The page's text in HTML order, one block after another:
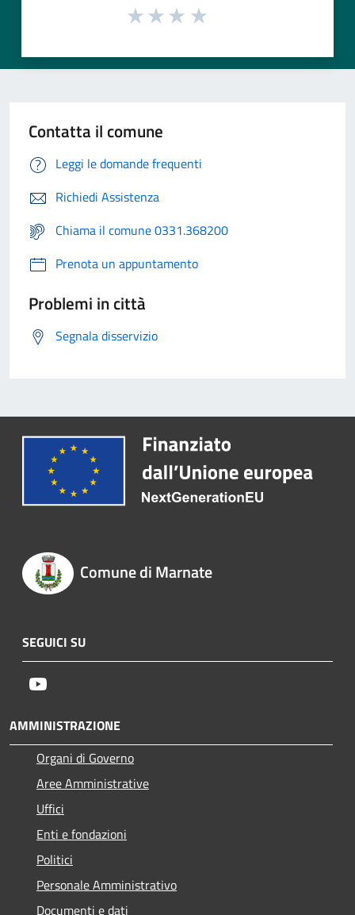
Contatta il comune
Leggi le domande frequenti
Richiedi Assistenza
Chiama il comune 0331.368200
Prenota un appuntamento
Problemi in città
Segnala disservizio
Comune di Marnate
SEGUICI SU
AMMINISTRAZIONE
Organi di Governo
Aree Amministrative
Uffici
Enti e fondazioni
Politici
Personale Amministrativo
Documenti e dati